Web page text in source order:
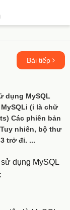
Bài tiếp
dụng MySQL
(i là chữ
Các phiên bản
nhiên, bộ thư
trở đi. ...
dụng MySQL